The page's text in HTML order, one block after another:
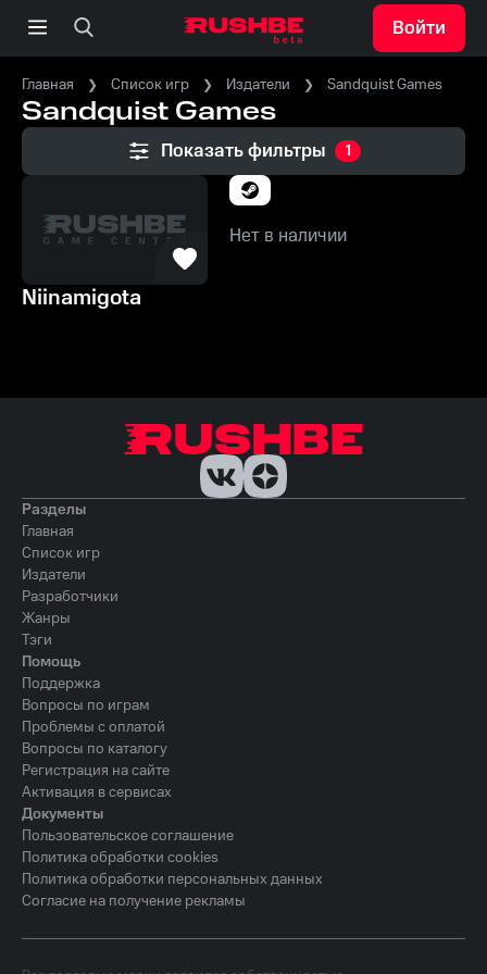
Войти
Главная Список игр Издатели Sandquist Games
Sandquist Games
Показать фильтры 1
Нет в наличии
Niinamigota
Разделы
Главная
Список игр
Издатели
Разработчики
Жанры
Тэги
Помощь
Поддержка
Вопросы по играм
Проблемы с оплатой
Вопросы по каталогу
Регистрация на сайте
Активация в сервисах
Документы
Пользовательское соглашение
Политика обработки cookies
Политика обработки персональных данных
Согласие на получение рекламы